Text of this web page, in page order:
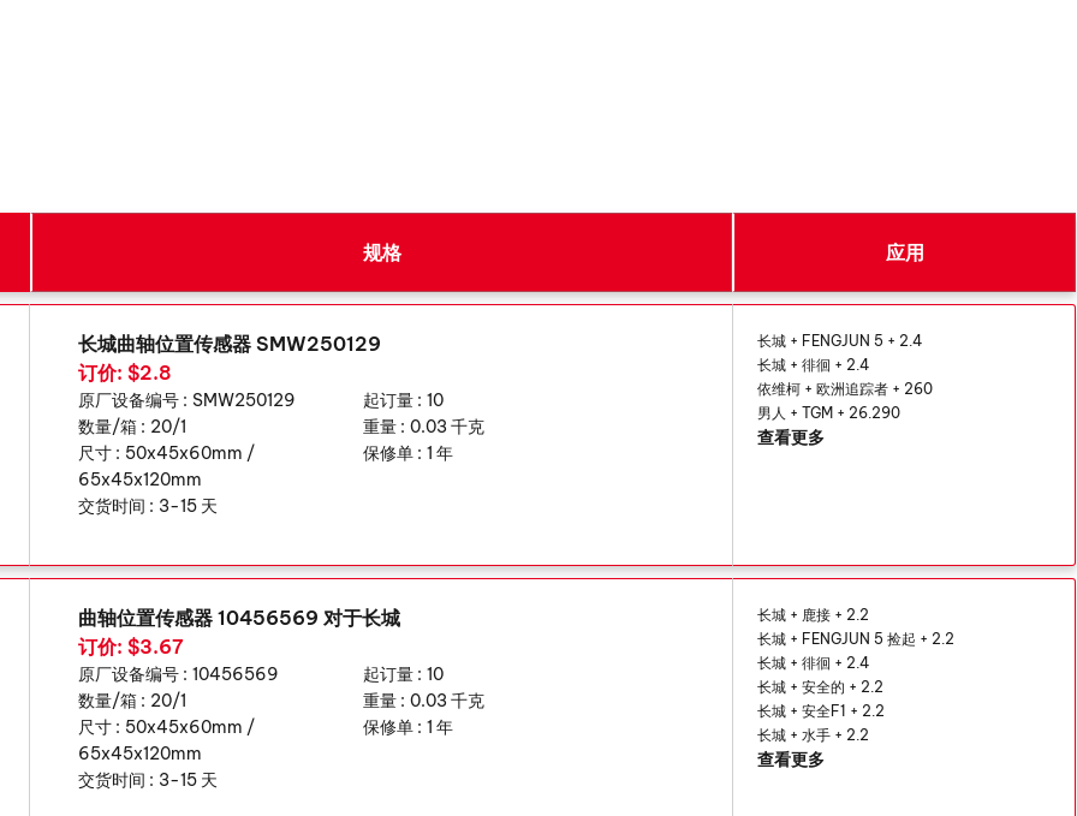
规格 应用
长城曲轴位置传感器 SMW250129
订价: $2.8
原厂设备编号 : SMW250129 起订量 : 10
数量/箱 : 20/1 重量 : 0.03 千克
尺寸 : 50x45x60mm /
65x45x120mm
保修单 : 1 年
交货时间 : 3-15 天
长城 + FENGJUN 5 + 2.4
长城 + 徘徊 + 2.4
依维柯 + 欧洲追踪者 + 260
男人 + TGM + 26.290
查看更多
曲轴位置传感器 10456569 对于长城
订价: $3.67
原厂设备编号 : 10456569 起订量 : 10
数量/箱 : 20/1 重量 : 0.03 千克
尺寸 : 50x45x60mm /
65x45x120mm
保修单 : 1 年
交货时间 : 3-15 天
长城 + 鹿接 + 2.2
长城 + FENGJUN 5 捡起 + 2.2
长城 + 徘徊 + 2.4
长城 + 安全的 + 2.2
长城 + 安全F1 + 2.2
长城 + 水手 + 2.2
查看更多